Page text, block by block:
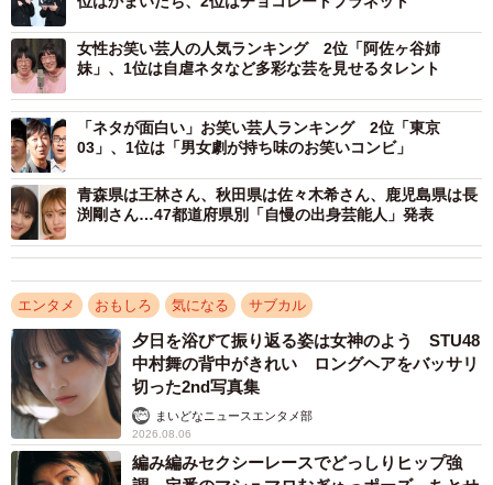
養に伴い、現在は福田麻貴さんとかなでさんの二人で活動
中です。
【4位：ゆりやんレトリィバァ】
吉本興業所属のお笑いタレントで、第1回「女芸人No.1決定
戦 THE W」の優勝者です。また、アイドルグループ吉本坂
46のメンバーでもあります。
【5位：横澤夏子】
吉本興業所属のお笑いタレント。「ちょっとイラっとくる
女」のモノマネを得意としています。バラエティにも引っ
張りだこで、特に食レポには定評があります。
【6位：NON STYLE】
吉本興業に所属する石田明さんと井上裕介さんからなる日
本のお笑いコンビです。ネタが中心のYouTubeの登録者は
女性お笑い芸人の人気ランキング 2位「阿佐ヶ谷姉
妹」、1位は自虐ネタなど多彩な芸を見せるタレント
「ネタが面白い」お笑い芸人ランキング 2位「東京
03」、1位は「男女劇が持ち味のお笑いコンビ」
青森県は王林さん、秋田県は佐々木希さん、鹿児島県は長
渕剛さん…47都道府県別「自慢の出身芸能人」発表
エンタメ おもしろ 気になる サブカル
夕日を浴びて振り返る姿は女神のよう STU48
中村舞の背中がきれい ロングヘアをバッサリ
切った2nd写真集
まいどなニュースエンタメ部
2026.08.06
編み編みセクシーレースでどっしりヒップ強